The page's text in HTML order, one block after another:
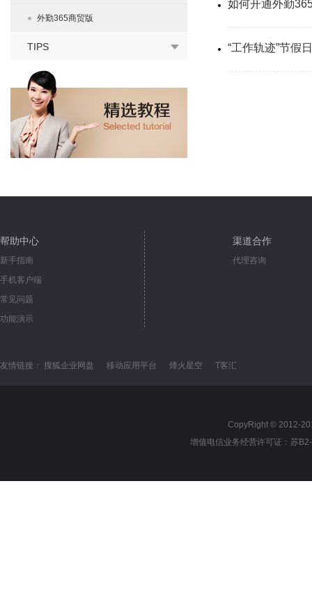
外勤365商贸版
TIPS
如何开通外勤
“工作轨迹”节假
帮助中心
新手指南
手机客户端
常见问题
功能演示
渠道合作
代理咨询
友情链接： 搜狐企业网盘 移动应用平台 烽火星空 T客汇
CopyRight © 2012-
增值电信业务经营许可证： 苏